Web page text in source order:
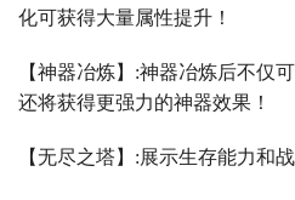
化可获得大量属性提升！
【神器冶炼】 :神器冶炼后不仅
还将获得更强力的神器效果！
【无尽之塔】 :展示生存能力和